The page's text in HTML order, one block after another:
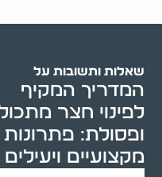
שאלות ותשובות על
המדריך המקיף
לפינוי חצר
ופסולת: פתרונות
מקצועיים ויעילים